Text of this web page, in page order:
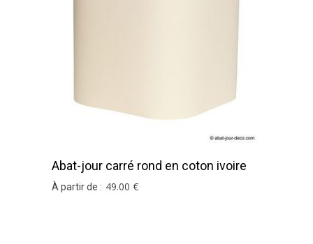
Abat-jour carré rond en coton ivoire
À partir de : 49.00 €